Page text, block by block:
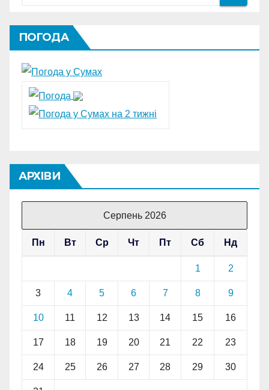
ПОГОДА
АРХІВИ
Серпень 2026
Пн Вт Ср Чт Пт Сб Нд
1 2
3 4 5 6 7 8 9
10 11 12 13 14 15 16
17 18 19 20 21 22 23
24 25 26 27 28 29 30